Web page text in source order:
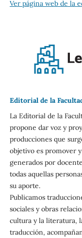
Ver página web de la
Editorial de la
La Editorial de la
propone dar voz y
producciones que
objetivo es promover
generados por
todas aquellas
su aporte.
Publicamos
sociales y obras
cultura y la literatura,
traducción,